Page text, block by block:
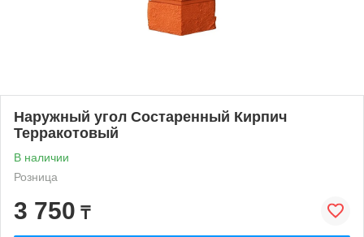
Наружный угол Состаренный Кирпич
Терракотовый
В наличии
Розница
3 750 ₸